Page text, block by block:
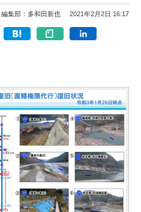
編集部：多和田新也 2021年2月2日 16:17